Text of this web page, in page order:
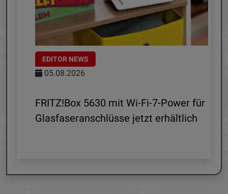
EDITOR NEWS
05.08.2026
FRITZ!Box 5630 mit Wi-Fi-7-Power für
Glasfaseranschlüsse jetzt erhältlich